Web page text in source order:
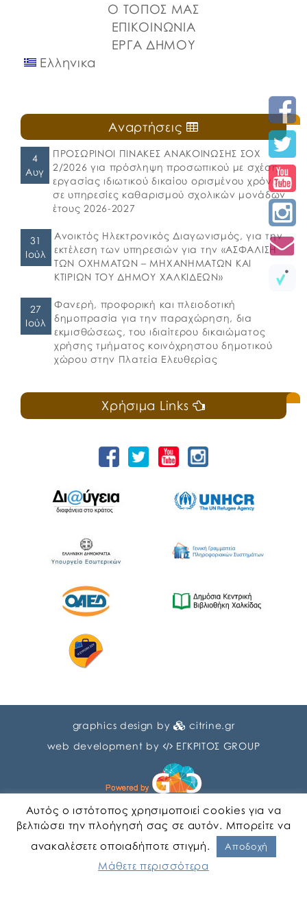
Ο ΤΟΠΟΣ ΜΑΣ
ΕΠΙΚΟΙΝΩΝΙΑ
ΕΡΓΑ ΔΗΜΟΥ
Ελληνικα
Αναρτήσεις
4
Αυγ
ΠΡΟΣΩΡΙΝΟΙ ΠΙΝΑΚΕΣ ΑΝΑΚΟΙΝΩΣΗΣ ΣΟΧ
2/2026 για πρόσληψη προσωπικού με σχέση
εργασίας ιδιωτικού δικαίου ορισμένου χρόνου
σε υπηρεσίες καθαρισμού σχολικών μονάδων
έτους 2026-2027
31
Ιούλ
Ανοικτός Ηλεκτρονικός Διαγωνισμός, για την
εκτέλεση των υπηρεσιών για την «ΑΣΦΑΛΙΣΗ
ΤΩΝ ΟΧΗΜΑΤΩΝ – ΜΗΧΑΝΗΜΑΤΩΝ ΚΑΙ
ΚΤΙΡΙΩΝ ΤΟΥ ΔΗΜΟΥ ΧΑΛΚΙΔΕΩΝ»
27
Ιούλ
Φανερή, προφορική και πλειοδοτική
δημοπρασία για την παραχώρηση, δια
εκμισθώσεως, του ιδιαίτερου δικαιώματος
χρήσης τμήματος κοινόχρηστου δημοτικού
χώρου στην Πλατεία Ελευθερίας
Χρήσιμα Links
graphics design by
citrine.gr
web development by
ΕΓΚΡΙΤΟΣ GROUP
Αυτός ο ιστότοπος χρησιμοποιεί cookies για να
βελτιώσει την πλοήγησή σας σε αυτόν. Μπορείτε να
ανακαλέσετε οποιαδήποτε στιγμή.
Αποδοχή
Μάθετε περισσότερα
Αγγλικα Ελληνικα